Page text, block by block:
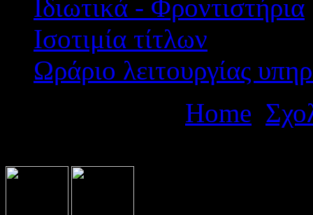
Ιδιωτικά - Φροντιστήρια
Ισοτιμία τίτλων
Ωράριο λειτουργίας
Home